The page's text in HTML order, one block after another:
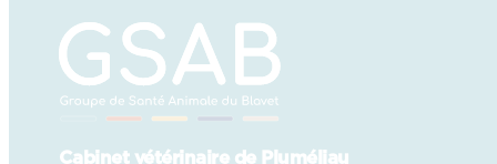
Cabinet vétérinaire de Pluméliau